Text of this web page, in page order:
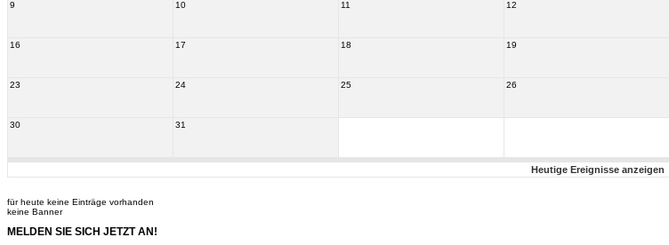
9 10 11 12
16 17 18 19
23 24 25 26
30 31
Heutige Ereignisse anzeigen
für heute keine Einträge vorhanden
keine Banner
MELDEN SIE SICH JETZT AN!